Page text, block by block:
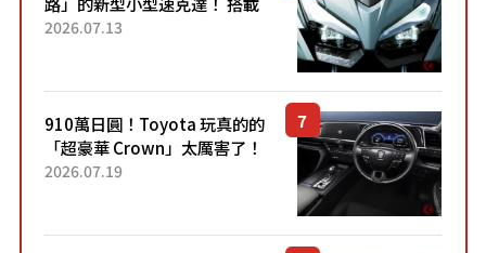
能享受超強勁「渦輪感」的動
2026.07.13
910萬日圓！Toyota 玩真的的
「超豪華 Crown」太厲害了！
採用由「匠人技藝」打造的
2026.07.19